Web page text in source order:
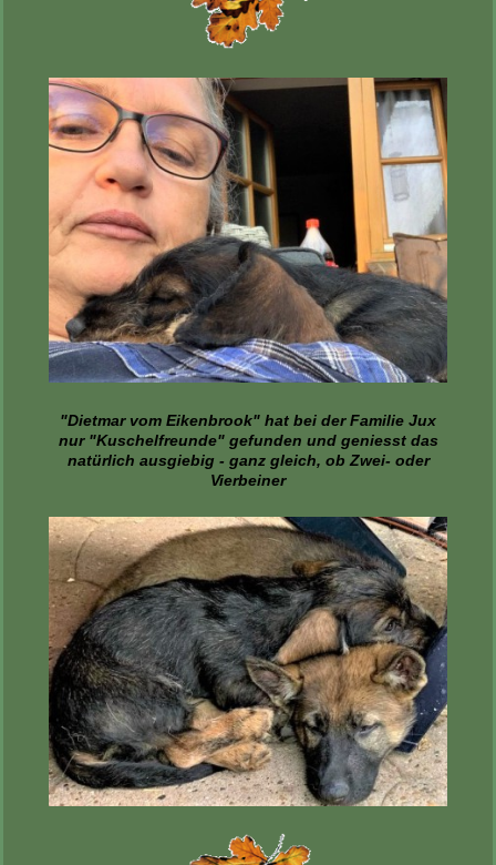
"Dietmar vom Eikenbrook" hat bei der Familie Jux
nur "Kuschelfreunde" gefunden und geniesst das
natürlich ausgiebig - ganz gleich, ob Zwei- oder
Vierbeiner